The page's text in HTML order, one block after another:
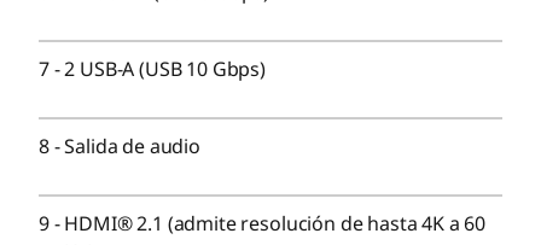
2 x USB-A (USB 5 Gbps)
Combinación de auriculares/micrófono
Opcional: Lector de tarjetas 3 en 1
4 USB-A (USB de 5 Gbps), uno con encendido de
teclado
7-2 USB-A (USB 10 Gbps)
8-Salida de audio
9-HDMI® 2.1 (admite resolución de hasta 4K a 60